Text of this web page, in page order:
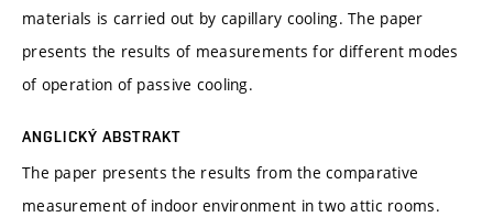
materials is carried out by capillary cooling. The paper
presents the results of measurements for different modes
of operation of passive cooling.
ANGLICKÝ ABSTRAKT
The paper presents the results from the comparative
measurement of indoor environment in two attic rooms.